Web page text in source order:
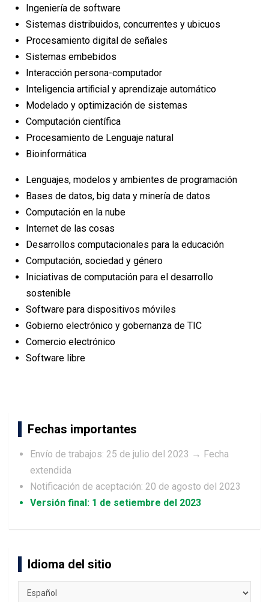
Ingeniería de software
Sistemas distribuidos, concurrentes y ubicuos
Procesamiento digital de señales
Sistemas embebidos
Interacción persona-computador
Inteligencia artiﬁcial y aprendizaje automático
Modelado y optimización de sistemas
Computación científica
Procesamiento de Lenguaje natural
Bioinformática
Lenguajes, modelos y ambientes de programación
Bases de datos, big data y minería de datos
Computación en la nube
Internet de las cosas
Desarrollos computacionales para la educación
Computación, sociedad y género
Iniciativas de computación para el desarrollo
sostenible
Software para dispositivos móviles
Gobierno electrónico y gobernanza de TIC
Comercio electrónico
Software libre
Fechas importantes
Envío de trabajos: 25 de julio del 2023 → Fecha
extendida
Notificación de aceptación: 20 de agosto del 2023
Versión final: 1 de setiembre del 2023
Idioma del sitio
Idioma